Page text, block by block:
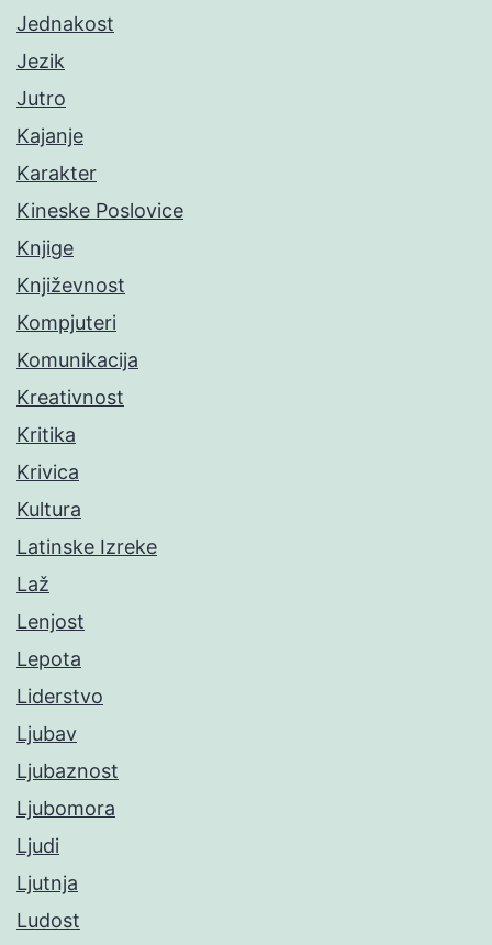
Jednakost
Jezik
Jutro
Kajanje
Karakter
Kineske Poslovice
Knjige
Književnost
Kompjuteri
Komunikacija
Kreativnost
Kritika
Krivica
Kultura
Latinske Izreke
Laž
Lenjost
Lepota
Liderstvo
Ljubav
Ljubaznost
Ljubomora
Ljudi
Ljutnja
Ludost